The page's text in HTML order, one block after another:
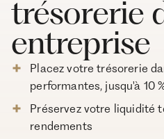
trésorerie
entreprise
Placez votre trésorerie
performantes, jusqu'à 10
Préservez votre liquidité
rendements